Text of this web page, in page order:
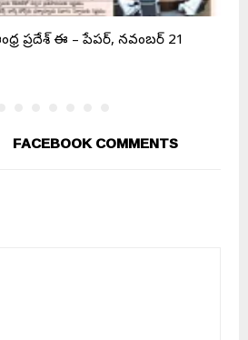
ప్రదేశ్ ఈ – పేపర్, నవంబర్ 21
FACEBOOK COMMENTS